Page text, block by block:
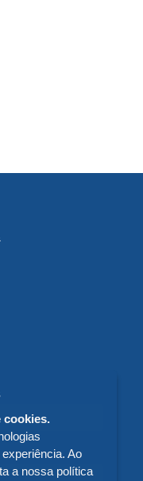
cookies.
Ao
a nossa política